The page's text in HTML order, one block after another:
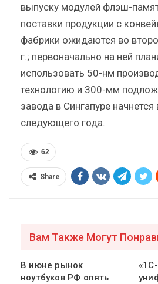
выпуску модулей флэш-
поставки продукции с
фабрики ожидаются во
г.; первоначально на ней
использовать 50-нм
технологию и 300-мм
завода в Сингапуре
следующего года.
62
Share
Вам Также Могут
В июне рынок
ноутбуков РФ опять